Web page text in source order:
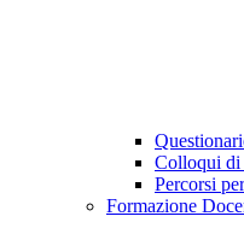
Colloqui di
Percorsi
Formazione